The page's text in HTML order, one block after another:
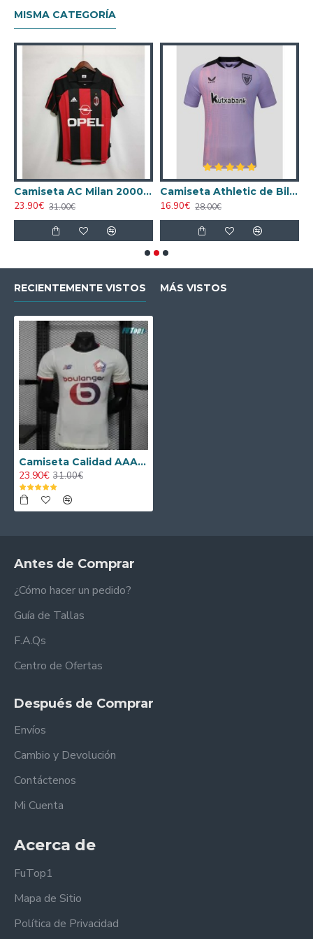
MISMA CATEGORÍA
Camiseta AC Milan 2000/2001 Local Retro
23.90€ 31.00€
Camiseta Athletic de Bilbao 2024/2025 Alternativo
16.90€ 28.00€
RECIENTEMENTE VISTOS MÁS VISTOS
Camiseta Calidad AAA Lille OSC Away 2025/26 Versión Jugador
23.90€ 31.00€
Antes de Comprar
¿Cómo hacer un pedido?
Guía de Tallas
F.A.Qs
Centro de Ofertas
Después de Comprar
Envíos
Cambio y Devolución
Contáctenos
Mi Cuenta
Acerca de
FuTop1
Mapa de Sitio
Política de Privacidad